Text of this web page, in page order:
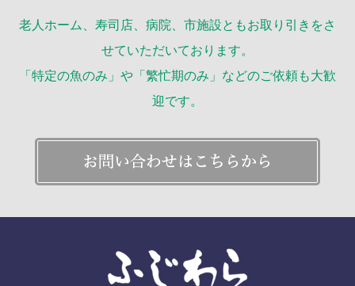
老人ホーム、寿司店、病院、市施設ともお取り引きをさ
せていただいております。
「特定の魚のみ」や「繁忙期のみ」などのご依頼も大歓
迎です。